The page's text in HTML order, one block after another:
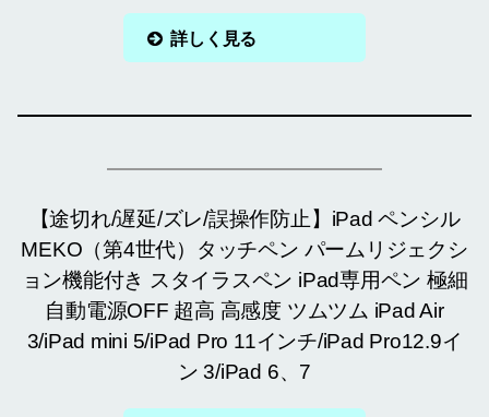
詳しく見る
【途切れ/遅延/ズレ/誤操作防止】iPad ペンシル
MEKO（第4世代）タッチペン パームリジェクシ
ョン機能付き スタイラスペン iPad専用ペン 極細
自動電源OFF 超高 高感度 ツムツム iPad Air
3/iPad mini 5/iPad Pro 11インチ/iPad Pro12.9イ
ン 3/iPad 6、7